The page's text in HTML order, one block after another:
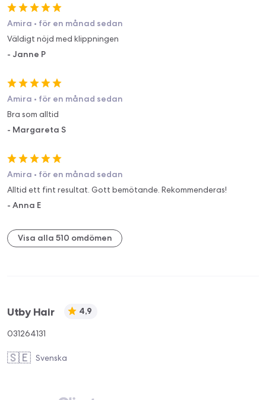
Amira • för en månad sedan
Väldigt nöjd med klippningen
- Janne P
Amira • för en månad sedan
Bra som alltid
- Margareta S
Amira • för en månad sedan
Alltid ett fint resultat. Gott bemötande. Rekommenderas!
- Anna E
Visa alla 510 omdömen
Utby Hair 4,9
031264131
🇸🇪 Svenska